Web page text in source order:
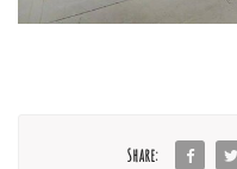
Share: